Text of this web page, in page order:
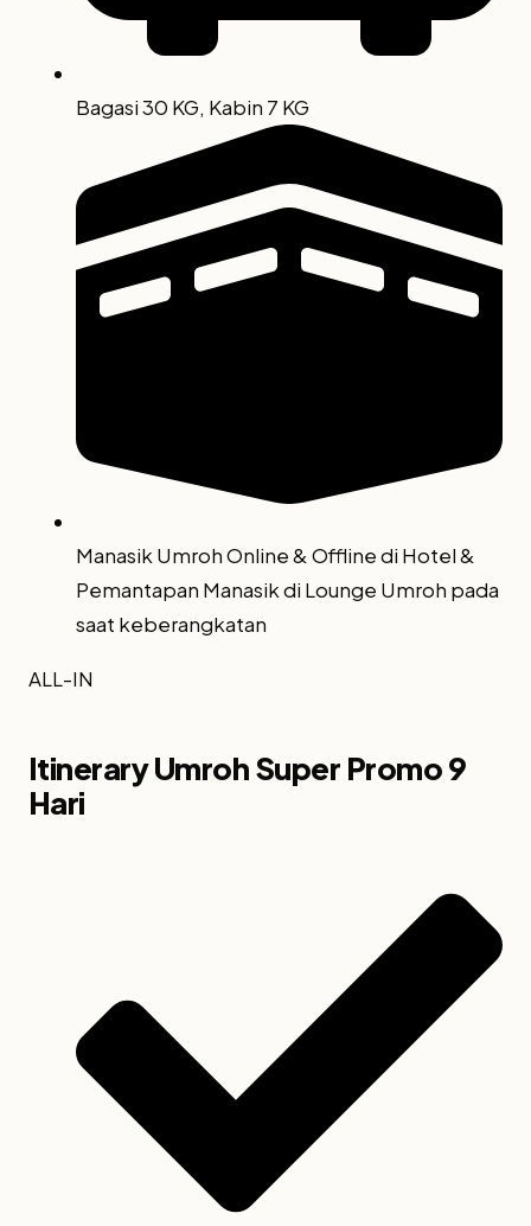
Bagasi 30 KG, Kabin 7 KG
Manasik Umroh Online & Offline di Hotel &
Pemantapan Manasik di Lounge Umroh pada
saat keberangkatan
ALL-IN
Itinerary Umroh Super Promo 9
Hari